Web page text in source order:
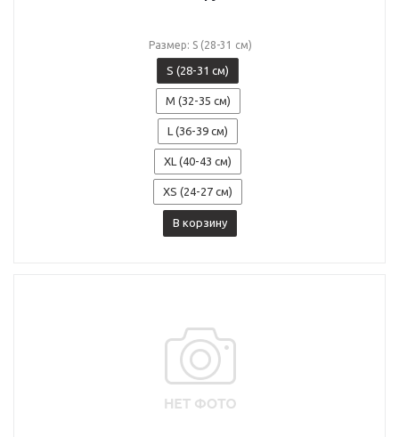
Размер: S (28-31 см)
S (28-31 см)
M (32-35 см)
L (36-39 см)
XL (40-43 см)
XS (24-27 см)
В корзину